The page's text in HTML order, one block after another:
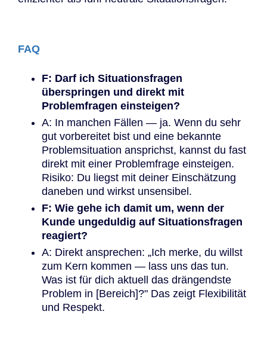
FAQ
F: Darf ich Situationsfragen
überspringen und direkt mit
Problemfragen einsteigen?
A: In manchen Fällen — ja. Wenn du sehr
gut vorbereitet bist und eine bekannte
Problemsituation ansprichst, kannst du fast
direkt mit einer Problemfrage einsteigen.
Risiko: Du liegst mit deiner Einschätzung
daneben und wirkst unsensibel.
F: Wie gehe ich damit um, wenn der
Kunde ungeduldig auf Situationsfragen
reagiert?
A: Direkt ansprechen: „Ich merke, du willst
zum Kern kommen — lass uns das tun.
Was ist für dich aktuell das drängendste
Problem in [Bereich]?" Das zeigt Flexibilität
und Respekt.